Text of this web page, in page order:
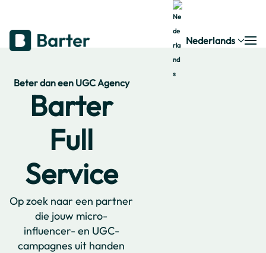
Nederlands
Beter dan een UGC Agency
Barter
Full
Service
Op zoek naar een partner
die jouw micro-
influencer- en UGC-
campagnes uit handen